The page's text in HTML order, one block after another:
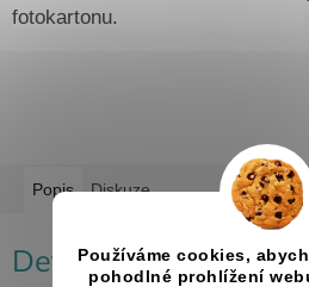
Používáme cookies,
pohodlné prohlížení
fotokartonu.
Popis Diskuze
Detailní popis